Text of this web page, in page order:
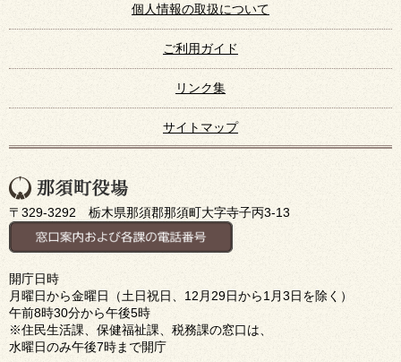
個人情報の取扱について
ご利用ガイド
リンク集
サイトマップ
〒329-3292 栃木県那須郡那須町大字寺子丙3-13
開庁日時
月曜日から金曜日（土日祝日、12月29日から1月3日を除く）
午前8時30分から午後5時
※住民生活課、保健福祉課、税務課の窓口は、
水曜日のみ午後7時まで開庁